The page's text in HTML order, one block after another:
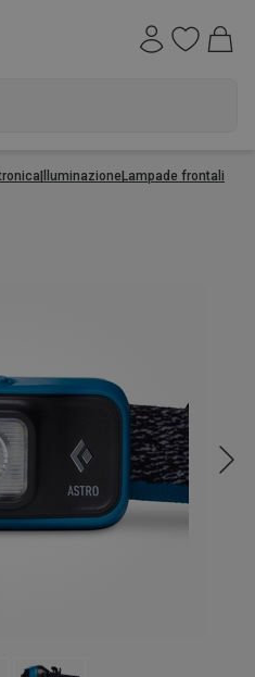
IlluminazioneLampade frontali